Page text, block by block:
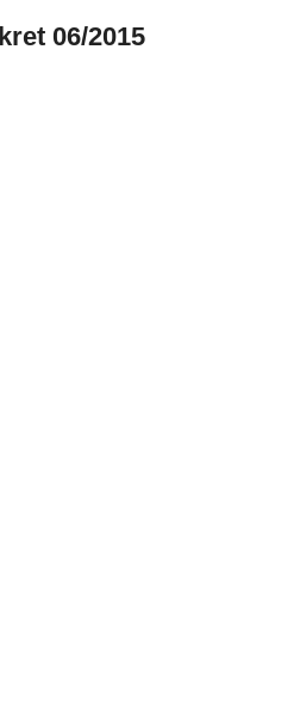
06/2015